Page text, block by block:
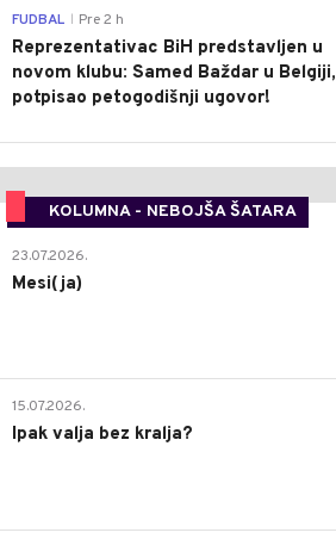
FUDBAL Pre 2 h
Reprezentativac BiH predstavljen u
novom klubu: Samed Baždar u Belgiji,
potpisao petogodišnji ugovor!
KOLUMNA - NEBOJŠA ŠATARA
23.07.2026.
Mesi(ja)
15.07.2026.
Ipak valja bez kralja?